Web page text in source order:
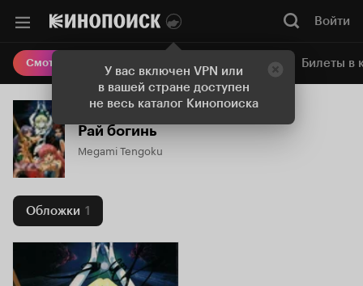
У вас включен VPN или
в вашей стране доступен
не весь каталог Кинопоиска
Войти
Смотреть кино Онлайн-кинотеатр Билеты в
Рай богинь
Megami Tengoku
Обложки 1